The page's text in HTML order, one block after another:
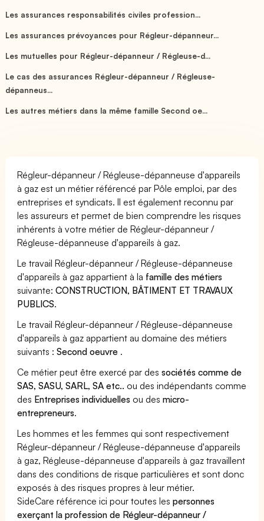
Les assurances responsabilités civiles profession...
Les assurances prévoyances pour Régleur-dépanneur...
Les mutuelles pour Régleur-dépanneur / Régleuse-d...
Le cas des assurances Régleur-dépanneur / Régleuse-
dépanneus...
Les autres métiers dans la même famille Second oe...
Régleur-dépanneur / Régleuse-dépanneuse d'appareils
à gaz est un métier référencé par Pôle emploi, par des
entreprises et syndicats. Il est également reconnu par
les assureurs et permet de bien comprendre les risques
inhérents à votre métier de Régleur-dépanneur /
Régleuse-dépanneuse d'appareils à gaz.
Le travail Régleur-dépanneur / Régleuse-dépanneuse
d'appareils à gaz appartient à la famille des métiers
suivante:CONSTRUCTION, BÂTIMENT ET TRAVAUX
PUBLICS.
Le travail Régleur-dépanneur / Régleuse-dépanneuse
d'appareils à gaz appartient au domaine des métiers
suivants :Second oeuvre .
Ce métier peut être exercé par dessociétés comme de
SAS, SASU, SARL, SA etc.. ou des indépendants comme
des Entreprises individuelles ou desmicro-
entrepreneurs.
Les hommes et les femmes qui sont respectivement
Régleur-dépanneur / Régleuse-dépanneuse d'appareils
à gaz, Régleuse-dépanneuse d'appareils à gaz travaillent
dans des conditions de risque particulières et sont donc
exposés à des risques propres à leur métier.
SideCare référence ici pour toutes lespersonnes
exerçant la profession de Régleur-dépanneur /